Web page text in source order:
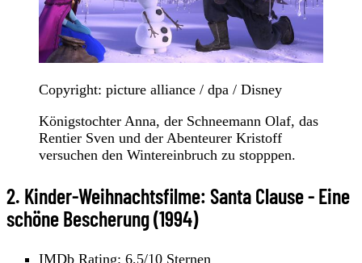
Copyright: picture alliance / dpa / Disney
Königstochter Anna, der Schneemann Olaf, das
Rentier Sven und der Abenteurer Kristoff
versuchen den Wintereinbruch zu stopppen.
2. Kinder-Weihnachtsfilme: Santa Clause - Eine
schöne Bescherung (1994)
IMDb Rating: 6,5/10 Sternen